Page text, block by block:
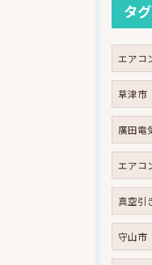
タグ
エアコ
草津市
廣田電
エアコ
真空引
守山市